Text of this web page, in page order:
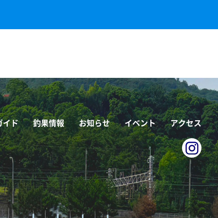
イド 釣果情報 お知らせ イベント アクセス